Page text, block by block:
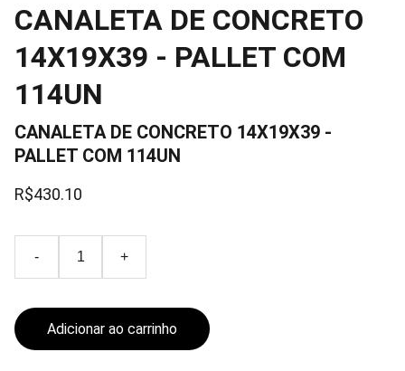
CANALETA DE CONCRETO
14X19X39 - PALLET COM
114UN
CANALETA DE CONCRETO 14X19X39 -
PALLET COM 114UN
R$430.10
- +
Adicionar ao carrinho